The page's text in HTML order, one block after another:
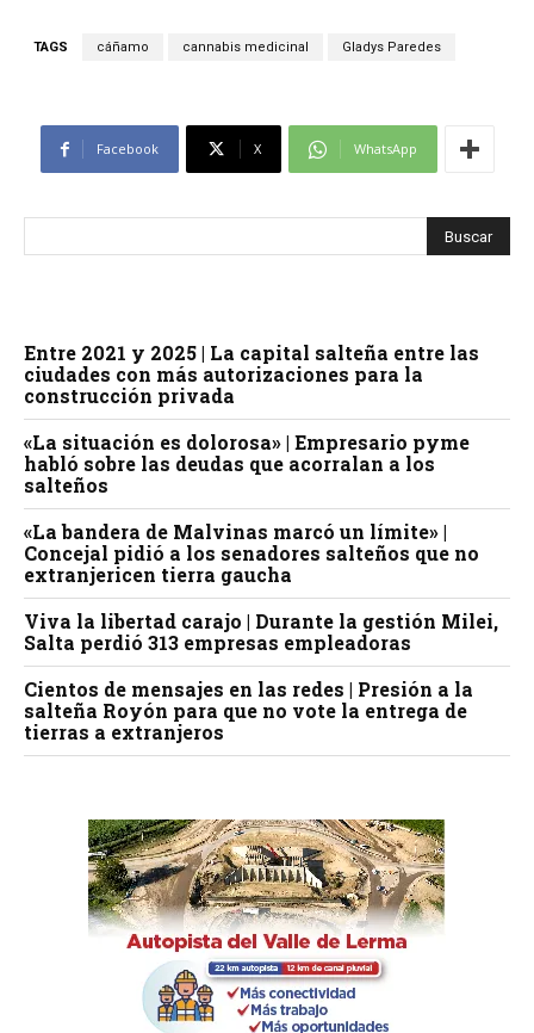
TAGS cáñamo cannabis medicinal Gladys Paredes
Facebook X WhatsApp
Entre 2021 y 2025 | La capital salteña entre las
ciudades con más autorizaciones para la
construcción privada
«La situación es dolorosa» | Empresario pyme
habló sobre las deudas que acorralan a los
salteños
«La bandera de Malvinas marcó un límite» |
Concejal pidió a los senadores salteños que no
extranjericen tierra gaucha
Viva la libertad carajo | Durante la gestión Milei,
Salta perdió 313 empresas empleadoras
Cientos de mensajes en las redes | Presión a la
salteña Royón para que no vote la entrega de
tierras a extranjeros